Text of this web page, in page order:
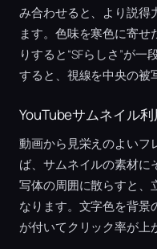
み合わせると、より説得
ます。色味を寒色に寄せ
りすると“SFらしさ”が
すると、視線を中央の被
YouTubeサムネイル
動画から見栄えのよいフ
ば、サムネイルの素材に
写体の周囲に散らすと、
なります。文字色を背景
が付いてクリック率が上